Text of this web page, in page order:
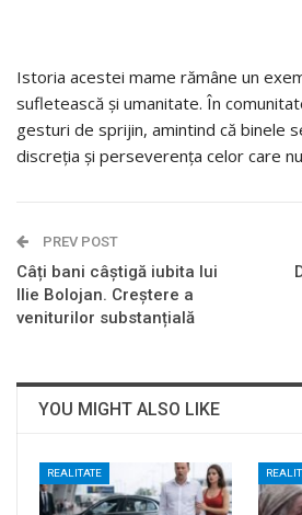
Istoria acestei mame rămâne un
sufletească și umanitate. În
gesturi de sprijin, amintind că binele
discreția și perseverența celor care
PREV POST
Câți bani câștigă iubita lui
Ilie Bolojan. Creștere a
veniturilor substanțială
YOU MIGHT ALSO LIKE
REALITATE